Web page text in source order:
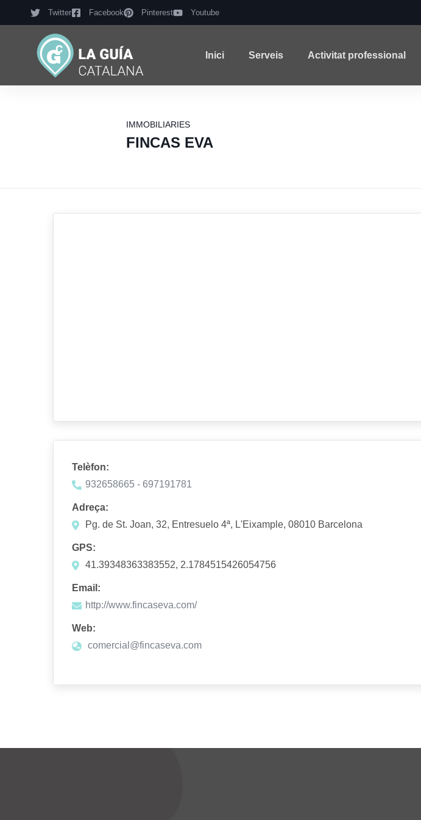
Twitter Facebook Pinterest Youtube
Inici Serveis Activitat professional
IMMOBILIARIES
FINCAS EVA
Telèfon:
932658665 - 697191781
Adreça:
Pg. de St. Joan, 32, Entresuelo 4ª, L'Eixample, 08010 Barcelona
GPS:
41.39348363383552, 2.1784515426054756
Email:
http://www.fincaseva.com/
Web:
comercial@fincaseva.com